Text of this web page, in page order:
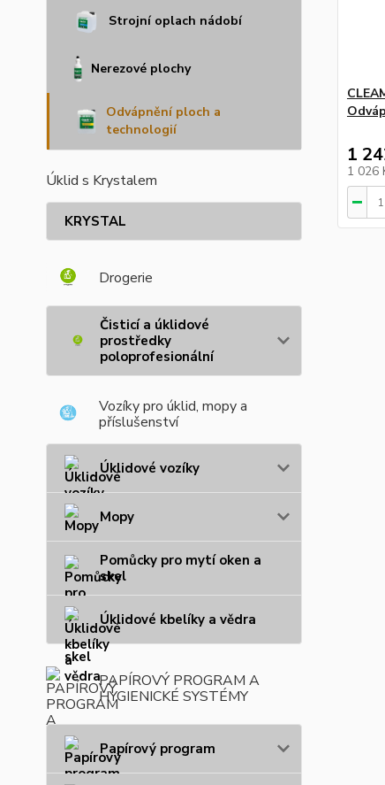
Strojní oplach nádobí
Nerezové plochy
Odvápnění ploch a
technologií
Úklid s Krystalem
KRYSTAL
Drogerie
Čisticí a úklidové
prostředky
poloprofesionální
Vozíky pro úklid, mopy a
příslušenství
Úklidové vozíky
Mopy
Pomůcky pro mytí oken a
skel
Úklidové kbelíky a vědra
PAPÍROVÝ PROGRAM A
HYGIENICKÉ SYSTÉMY
Papírový program
1
1 026